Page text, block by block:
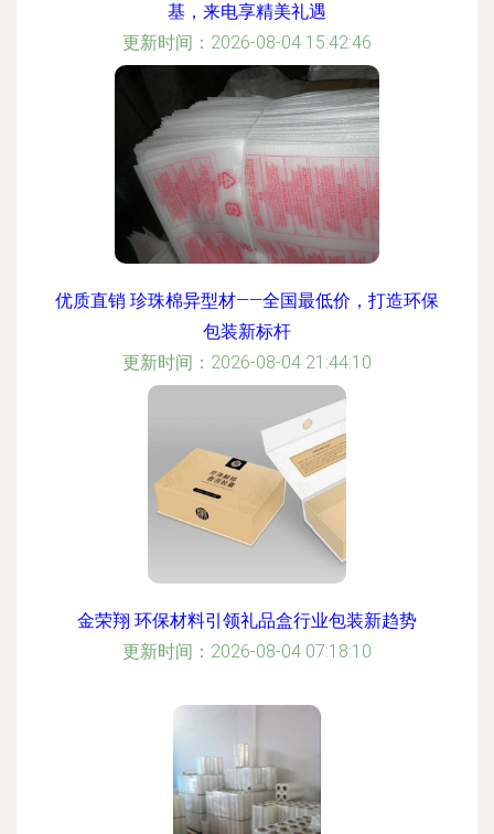
基，来电享精美礼遇
更新时间：2026-08-04 15:42:46
优质直销 珍珠棉异型材——全国最低价，打造环保
包装新标杆
更新时间：2026-08-04 21:44:10
金荣翔 环保材料引领礼品盒行业包装新趋势
更新时间：2026-08-04 07:18:10